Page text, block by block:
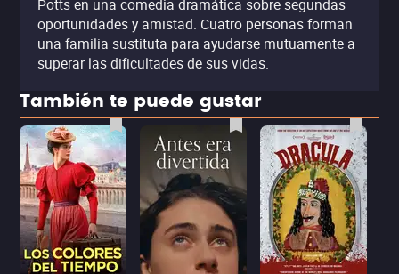
Potts en una comedia dramática sobre segundas
oportunidades y amistad. Cuatro personas forman
una familia sustituta para ayudarse mutuamente a
superar las dificultades de sus vidas.
También te puede gustar